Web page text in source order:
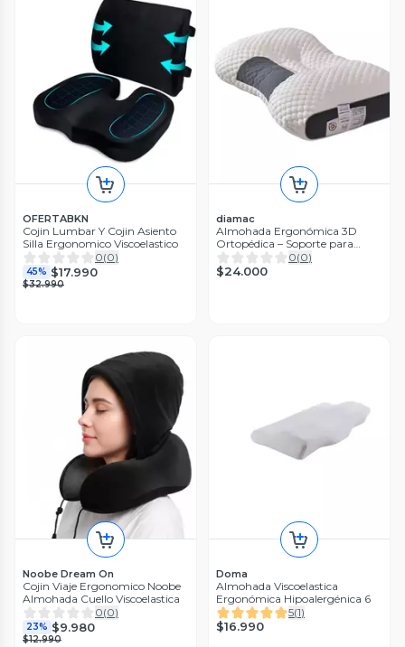
OFERTABKN
Cojin Lumbar Y Cojin Asiento
Silla Ergonomico Viscoelastico
0(0)
45% $17.990
$32.990
diamac
Almohada Ergonómica 3D
Ortopédica – Soporte para
Cuello y Cervical
0(0)
$24.000
Noobe Dream On
Cojin Viaje Ergonomico Noobe
Almohada Cuello Viscoelastica
0(0)
23% $9.980
$12.990
Doma
Almohada Viscoelastica
Ergonómica Hipoalergénica 6
5(1)
$16.990